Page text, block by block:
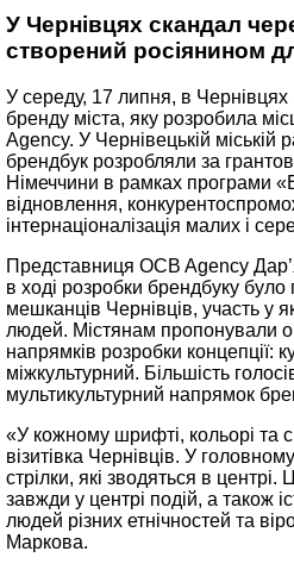
У Чернівцях скандал
створений росіянином
У середу, 17 липня, в
бренду міста, яку розробила
Agency. У Чернівецькій міській
брендбук розробляли за
Німеччини в рамках програми
відновлення,
інтернаціоналізація малих і
Представниця OCB Agency
в ході розробки брендбуку
мешканців Чернівців, участь у
людей. Містянам пропонували
напрямків розробки концепції:
міжкультурний. Більшість
мультикультурний напрямок
«У кожному шрифті, кольорі та
візитівка Чернівців. У
стрілки, які зводяться в
завжди у центрі подій, а також
людей різних етнічностей та
Маркова.